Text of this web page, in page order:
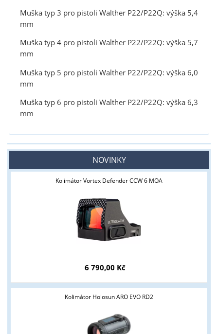
Muška typ 3 pro pistoli Walther P22/P22Q: výška 5,4
mm
Muška typ 4 pro pistoli Walther P22/P22Q: výška 5,7
mm
Muška typ 5 pro pistoli Walther P22/P22Q: výška 6,0
mm
Muška typ 6 pro pistoli Walther P22/P22Q: výška 6,3
mm
NOVINKY
Kolimátor Vortex Defender CCW 6 MOA
6 790,00 Kč
Kolimátor Holosun ARO EVO RD2